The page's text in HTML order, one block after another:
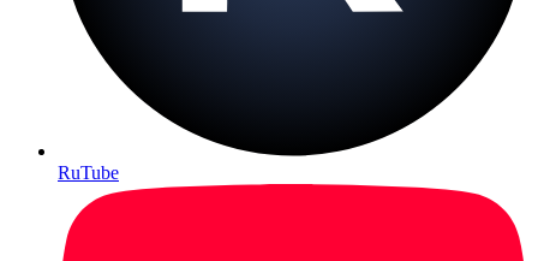
RuTube